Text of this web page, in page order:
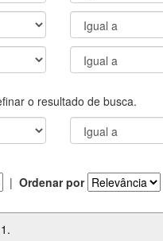
o resultado de busca.
| Ordenar por